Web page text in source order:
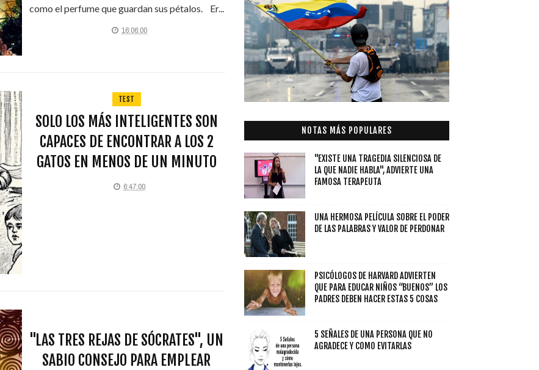
como el perfume que guardan sus pétalos. Er...
16:06:00
TEST
SOLO LOS MÁS INTELIGENTES SON
CAPACES DE ENCONTRAR A LOS 2
GATOS EN MENOS DE UN MINUTO
6:47:00
"LAS TRES REJAS DE SÓCRATES", UN
SABIO CONSEJO PARA EMPLEAR
NOTAS MÁS POPULARES
"EXISTE UNA TRAGEDIA SILENCIOSA DE
LA QUE NADIE HABLA", ADVIERTE UNA
FAMOSA TERAPEUTA
UNA HERMOSA PELÍCULA SOBRE EL PODER
DE LAS PALABRAS Y VALOR DE PERDONAR
PSICÓLOGOS DE HARVARD ADVIERTEN
QUE PARA EDUCAR NIÑOS “BUENOS” LOS
PADRES DEBEN HACER ESTAS 5 COSAS
5 SEÑALES DE UNA PERSONA QUE NO
AGRADECE Y COMO EVITARLAS